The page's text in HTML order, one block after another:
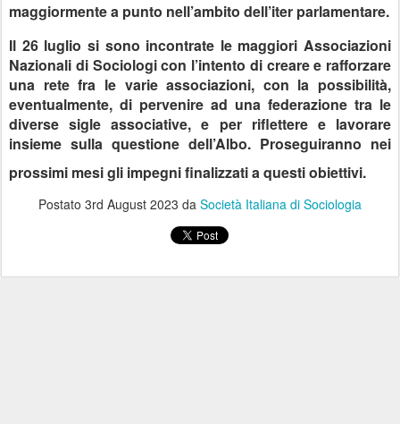
maggiormente a punto nell’ambito dell’iter parlamentare.
Il 26 luglio si sono incontrate le maggiori Associazioni
Nazionali di Sociologi con l’intento di creare e rafforzare
una rete fra le varie associazioni, con la possibilità,
eventualmente, di pervenire ad una federazione tra le
diverse sigle associative, e per riflettere e lavorare
insieme sulla questione dell’Albo. Proseguiranno nei
prossimi mesi gli impegni finalizzati a questi obiettivi.
Postato 3rd August 2023 da Società Italiana di Sociologia